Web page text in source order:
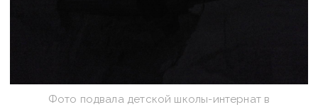
Фото подвала детской школы-интернат в